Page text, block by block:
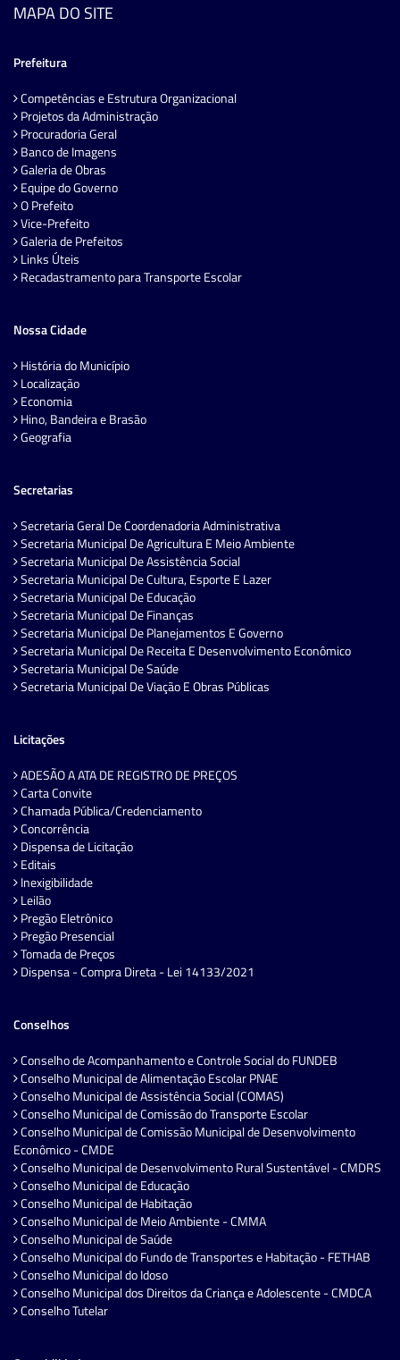
MAPA DO SITE
Prefeitura
Competências e Estrutura Organizacional
Projetos da Administração
Procuradoria Geral
Banco de Imagens
Galeria de Obras
Equipe do Governo
O Prefeito
Vice-Prefeito
Galeria de Prefeitos
Links Úteis
Recadastramento para Transporte Escolar
Nossa Cidade
História do Município
Localização
Economia
Hino, Bandeira e Brasão
Geografia
Secretarias
Secretaria Geral De Coordenadoria Administrativa
Secretaria Municipal De Agricultura E Meio Ambiente
Secretaria Municipal De Assistência Social
Secretaria Municipal De Cultura, Esporte E Lazer
Secretaria Municipal De Educação
Secretaria Municipal De Finanças
Secretaria Municipal De Planejamentos E Governo
Secretaria Municipal De Receita E Desenvolvimento Econômico
Secretaria Municipal De Saúde
Secretaria Municipal De Viação E Obras Públicas
Licitações
ADESÃO A ATA DE REGISTRO DE PREÇOS
Carta Convite
Chamada Pública/Credenciamento
Concorrência
Dispensa de Licitação
Editais
Inexigibilidade
Leilão
Pregão Eletrônico
Pregão Presencial
Tomada de Preços
Dispensa - Compra Direta - Lei 14133/2021
Conselhos
Conselho de Acompanhamento e Controle Social do FUNDEB
Conselho Municipal de Alimentação Escolar PNAE
Conselho Municipal de Assistência Social (COMAS)
Conselho Municipal de Comissão do Transporte Escolar
Conselho Municipal de Comissão Municipal de Desenvolvimento
Econômico - CMDE
Conselho Municipal de Desenvolvimento Rural Sustentável - CMDRS
Conselho Municipal de Educação
Conselho Municipal de Habitação
Conselho Municipal de Meio Ambiente - CMMA
Conselho Municipal de Saúde
Conselho Municipal do Fundo de Transportes e Habitação - FETHAB
Conselho Municipal do Idoso
Conselho Municipal dos Direitos da Criança e Adolescente - CMDCA
Conselho Tutelar